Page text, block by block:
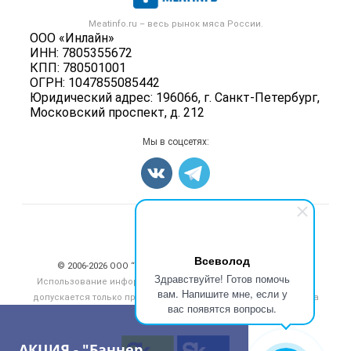
Всеволод
Здравствуйте! Готов помочь
вам. Напишите мне, если у
вас появятся вопросы.
Meatinfo.ru – весь рынок мяса России.
ООО «Инлайн»
ИНН: 7805355672
КПП: 780501001
ОГРН: 1047855085442
Юридический адрес: 196066, г. Санкт-Петербург,
Московский проспект, д. 212
Контактная информация
Политика обработки персональных данных
Мониторинг
Вакансии
Скот в живом весе
Колбасы, сосиски, деликатесы
Мясные полуфабрикаты
Мясные снеки
Яйца
Карта объявлений
Мы в соцсетях:
© 2006‑2026 ООО “Инлайн”. 12+ Все права защищены.
Использование информации, размещенной на данном сайте,
допускается только при размещении активной гиперссылки на
meatinfo.ru